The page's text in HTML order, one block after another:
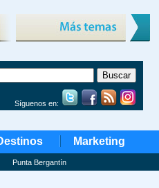
Síguenos en:
Marketing
Punta Bergantín